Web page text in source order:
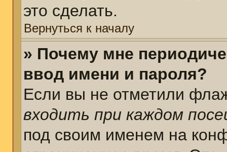
это сделать.
Вернуться к началу
» Почему мне
ввод имени и пароля?
Если вы не отметили
входить при каждом
под своим именем на